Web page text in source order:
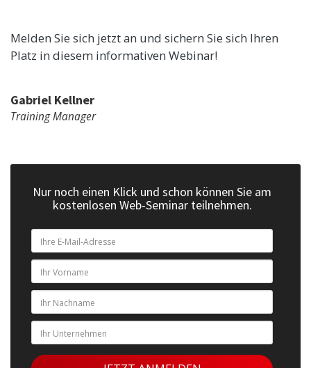
Melden Sie sich jetzt an und sichern Sie sich Ihren
Platz in diesem informativen Webinar!
Gabriel Kellner
Training Manager
Nur noch einen Klick und schon können Sie am
kostenlosen Web-Seminar teilnehmen.